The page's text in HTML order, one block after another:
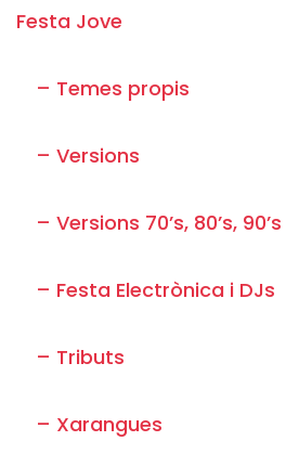
Festa Jove
– Temes propis
– Versions
– Versions 70’s, 80’s, 90’s
– Festa Electrònica i DJs
– Tributs
– Xarangues